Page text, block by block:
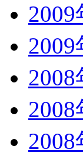
2009
2009
2008
2008
2008